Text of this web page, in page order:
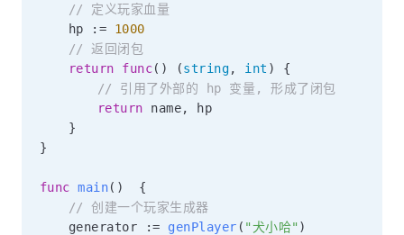
// 定义玩家血量
	hp
:=
1000
// 返回闭包
return
func( ) (string, int )
{
// 引用了外部的 hp 变量, 形成了闭包
return name,
hp
}
}
func main( )
{
// 创建一个玩家生成器
	generator
:= genPlayer ( "犬小哈" )